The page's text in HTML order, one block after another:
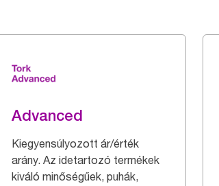
Advanced
Kiegyensúlyozott ár/érték
arány. Az idetartozó termékek
kiváló minőségűek, puhák,